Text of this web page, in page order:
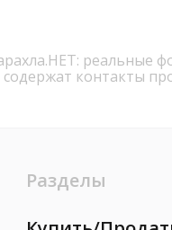
реальные
контакты
Разделы